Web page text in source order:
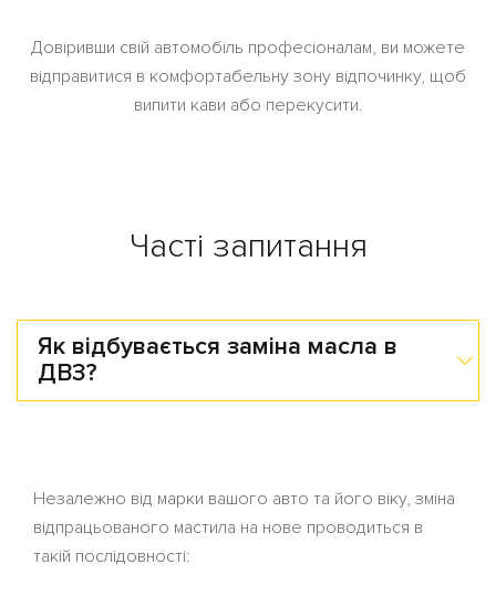
Довіривши свій автомобіль професіоналам, ви можете
відправитися в комфортабельну зону відпочинку, щоб
випити кави або перекусити.
Часті запитання
Як відбувається заміна масла в
ДВЗ?
Незалежно від марки вашого авто та його віку, зміна
відпрацьованого мастила на нове проводиться в
такій послідовності: